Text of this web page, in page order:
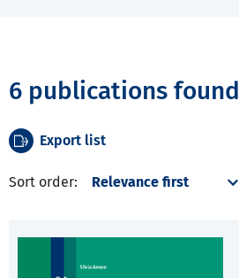
6 publications found
Export list
Sort order: